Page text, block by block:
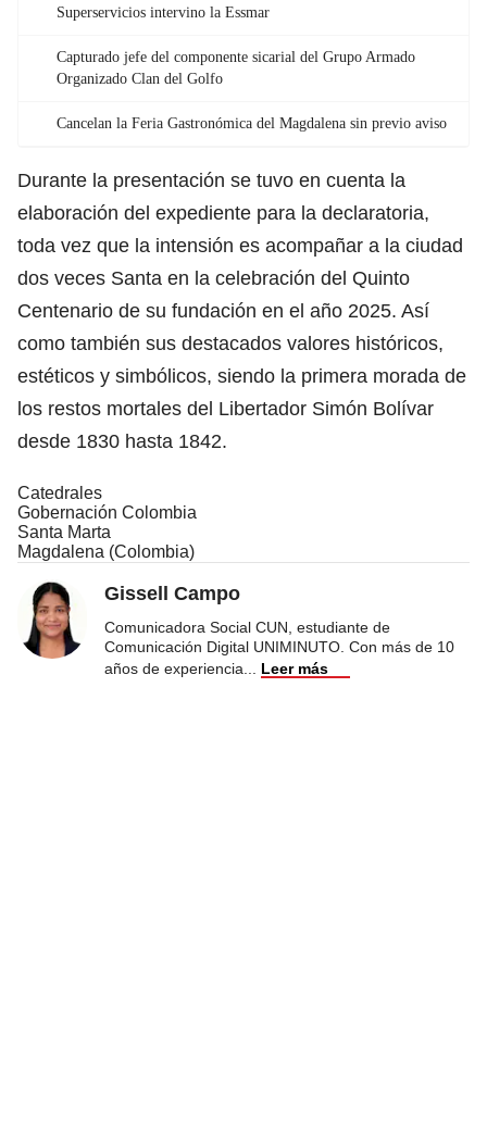
Superservicios intervino la Essmar
Capturado jefe del componente sicarial del Grupo Armado
Organizado Clan del Golfo
Cancelan la Feria Gastronómica del Magdalena sin previo aviso
Durante la presentación se tuvo en cuenta la
elaboración del expediente para la declaratoria,
toda vez que la intensión es acompañar a la ciudad
dos veces Santa en la celebración del Quinto
Centenario de su fundación en el año 2025. Así
como también sus destacados valores históricos,
estéticos y simbólicos, siendo la primera morada de
los restos mortales del Libertador Simón Bolívar
desde 1830 hasta 1842.
Catedrales
Gobernación Colombia
Santa Marta
Magdalena (Colombia)
Gissell Campo
Comunicadora Social CUN, estudiante de
Comunicación Digital UNIMINUTO. Con más de 10
años de experiencia
Leer más